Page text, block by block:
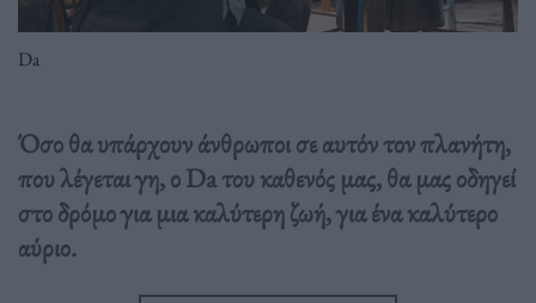
Da
Όσο θα υπάρχουν άνθρωποι σε αυτόν τον πλανήτη,
που λέγεται γη, ο Da του καθενός μας, θα μας οδηγεί
στο δρόμο για μια καλύτερη ζωή, για ένα καλύτερο
αύριο.